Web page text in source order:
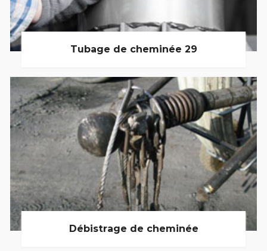
Tubage de cheminée 29
Débistrage de cheminée